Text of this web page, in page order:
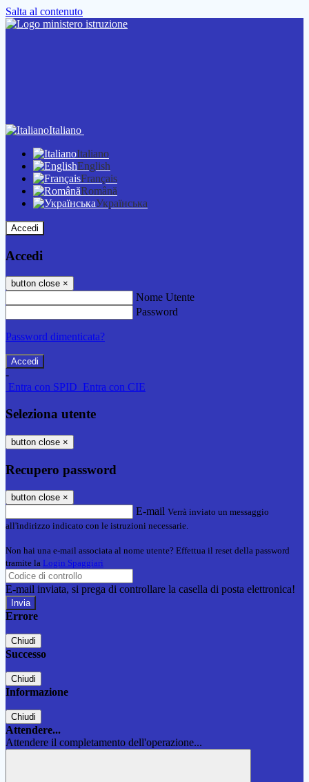
Salta al contenuto
Italiano
Italiano
English
Français
Română
Українська
Accedi
Accedi
button close ×
Nome Utente
Password
Password dimenticata?
-
Entra con SPID Entra con CIE
Seleziona utente
button close ×
Recupero password
button close ×
E-mail Verrà inviato un messaggio
all'indirizzo indicato con le istruzioni necessarie.
Non hai una e-mail associata al nome utente? Effettua il reset della password
tramite la Login Spaggiari
E-mail inviata, si prega di controllare la casella di posta elettronica!
Errore
Chiudi
Successo
Chiudi
Informazione
Chiudi
Attendere...
Attendere il completamento dell'operazione...